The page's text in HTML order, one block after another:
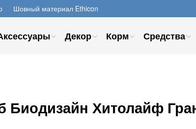
Шовный материал Ethicon
Декор Корм Средства
Хитолайф